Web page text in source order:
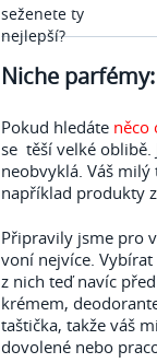
Niche
Pokud hledáte něco
se těší velké oblibě.
neobvyklá. Váš
například produkty
Připravily jsme pro
voní nejvíce.
z nich teď navíc
krémem,
taštička, takže váš
dovolené nebo